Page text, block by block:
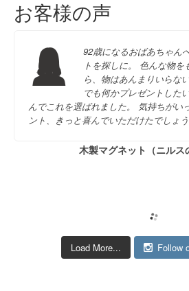
お客様の声
92歳になるおばあちゃん
トを探しに。 色んな物
ら、物はあんまりいらな
でも何かプレゼントした
んでこれを選ばれました。 気持ちがい
ント、きっと喜んでいただけたでしょ
木製マグネット（ニルス
Load More... Follow